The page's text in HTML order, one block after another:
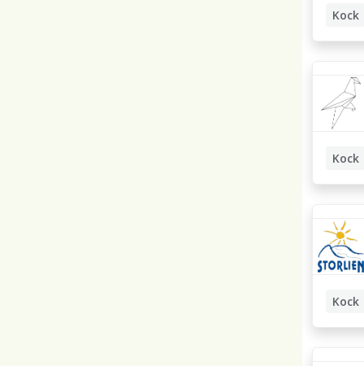
Kock
Kock
Kock